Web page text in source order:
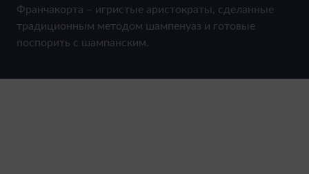
Франчакорта – игристые аристократы, сделанные
традиционным методом шампенуаз и готовые
поспорить с шампанским.